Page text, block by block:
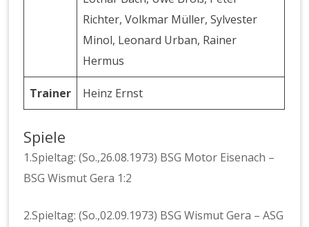
Richter, Volkmar Müller, Sylvester
Minol, Leonard Urban, Rainer
Hermus
Trainer Heinz Ernst
Spiele
1.Spieltag: (So.,26.08.1973) BSG Motor Eisenach –
BSG Wismut Gera 1:2
2.Spieltag: (So.,02.09.1973) BSG Wismut Gera – ASG